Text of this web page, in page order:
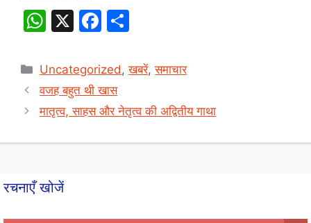
W
at
s
A
X
F
c
e
b
ar
Categories
Uncategorized ,खबरें,समाचार
वजह बहुत थी खास
मातृत्व, साहस और नेतृत्व की अद्वितीय गाथा
रचनाएँ खोजें